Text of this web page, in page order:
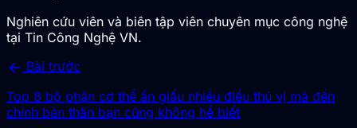
Nghiên cứu viên và biên tập viên chuyên mục công nghệ
tại Tin Công Nghệ VN.
arrow_back Bài trước
Top 8 bộ phận cơ thể ẩn giấu nhiều điều thú vị mà đến
chính bản thân bạn cũng không hề biết